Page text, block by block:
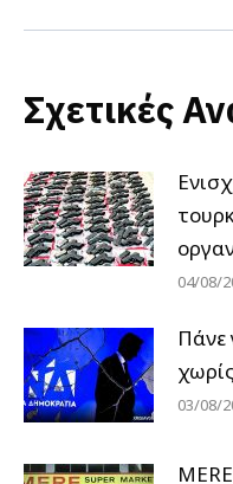
Σχετικές
04/08/
Πάνε
03/08/